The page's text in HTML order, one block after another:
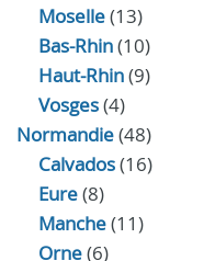
Moselle(13)
Bas-Rhin(10)
Haut-Rhin(9)
Vosges(4)
Normandie(48)
Calvados(16)
Eure(8)
Manche(11)
Orne(6)